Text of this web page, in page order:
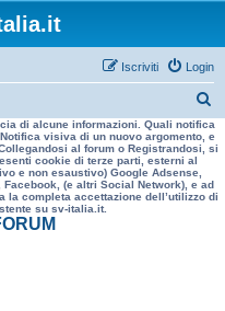
Login
Iscriviti
e
r
a
di alcune informazioni. Quali notifica
visiva di un nuovo argomento, e
al forum o Registrandosi, si
cookie di terze parti, esterni al
e non esaustivo) Google Adsense,
Facebook, (e altri Social Network), e ad
completa accettazione dell’utilizzo di
su sv-italia.it.